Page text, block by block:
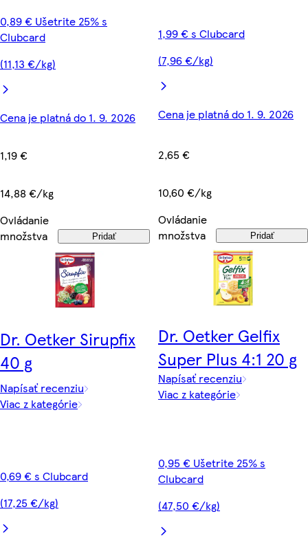
0,89 € Ušetrite 25% s
Clubcard
(11,13 €/kg)
Cena je platná do 1. 9. 2026
1,19 €
14,88 €/kg
Ovládanie
množstva
Pridať
1,99 € s Clubcard
(7,96 €/kg)
Cena je platná do 1. 9. 2026
2,65 €
10,60 €/kg
Ovládanie
množstva
Pridať
Dr. Oetker Sirupfix
40 g
Napísať recenziu
Viac z kategórie
0,69 € s Clubcard
(17,25 €/kg)
Dr. Oetker Gelfix
Super Plus 4:1 20 g
Napísať recenziu
Viac z kategórie
0,95 € Ušetrite 25% s
Clubcard
(47,50 €/kg)